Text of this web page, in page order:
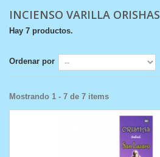
INCIENSO VARILLA ORISHAS
Hay 7 productos.
Ordenar por
Mostrando 1 - 7 de 7 items